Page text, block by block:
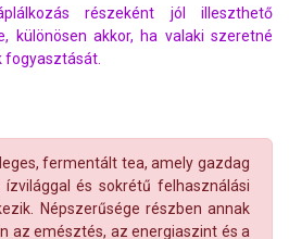
részeként jól illeszthető
különösen akkor, ha valaki szeretné
fogyasztását.
fermentált tea, amely gazdag
és sokrétű felhasználási
Népszerűsége részben annak
az emésztés, az energiaszint és a